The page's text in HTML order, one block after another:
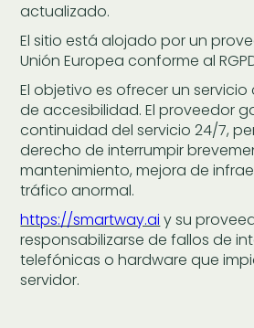
actualizado.
El sitio está alojado por un
Unión Europea conforme al
El objetivo es ofrecer un servicio
de accesibilidad. El proveedor
continuidad del servicio 24/7,
derecho de interrumpir
mantenimiento, mejora de
tráfico anormal.
https://smartway.ai y su
responsabilizarse de fallos de
telefónicas o hardware que
servidor.